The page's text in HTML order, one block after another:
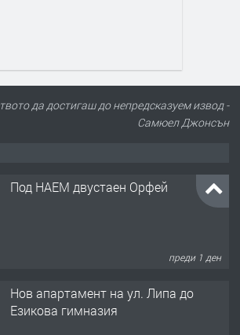
да достигаш до непредсказуем извод -
Самюел Джонсън
Под НАЕМ двустаен Орфей
преди 1 ден
Нов апартамент на ул. Липа до
Езикова гимназия